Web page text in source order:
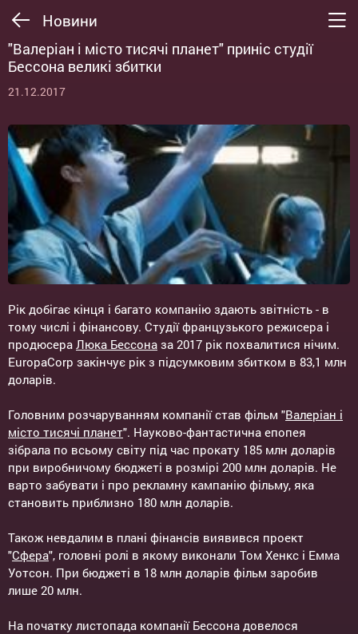
Новини
"Валеріан і місто тисячі планет" приніс студії
Бессона великі збитки
21.12.2017
Рік добігає кінця і багато компанію здають звітність - в
тому числі і фінансову. Студії французького режисера і
продюсера Люка Бессона за 2017 рік похвалитися нічим.
EuropaCorp закінчує рік з підсумковим збитком в 83,1 млн
доларів.
Головним розчаруванням компанії став фільм "Валеріан і
місто тисячі планет". Науково-фантастична епопея
зібрала по всьому світу під час прокату 185 млн доларів
при виробничому бюджеті в розмірі 200 млн доларів. Не
варто забувати і про рекламну кампанію фільму, яка
становить приблизно 180 млн доларів.
Також невдалим в плані фінансів виявився проект
"Сфера", головні ролі в якому виконали Том Хенкс і Емма
Уотсон. При бюджеті в 18 млн доларів фільм заробив
лише 20 млн.
На початку листопада компанії Бессона довелося